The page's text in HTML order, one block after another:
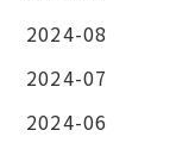
2024-08
2024-07
2024-06